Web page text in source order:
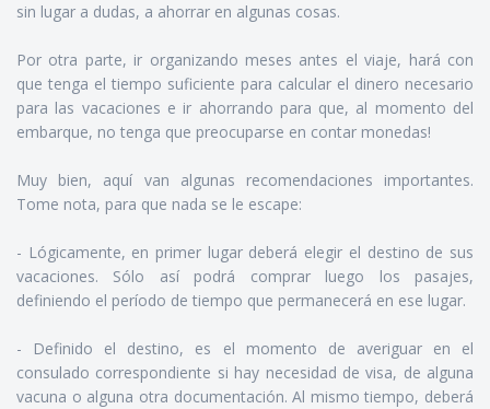
sin lugar a dudas, a ahorrar en algunas cosas.
Por otra parte, ir organizando meses antes el viaje, hará con
que tenga el tiempo suficiente para calcular el dinero necesario
para las vacaciones e ir ahorrando para que, al momento del
embarque, no tenga que preocuparse en contar monedas!
Muy bien, aquí van algunas recomendaciones importantes.
Tome nota, para que nada se le escape:
- Lógicamente, en primer lugar deberá elegir el destino de sus
vacaciones. Sólo así podrá comprar luego los pasajes,
definiendo el período de tiempo que permanecerá en ese lugar.
- Definido el destino, es el momento de averiguar en el
consulado correspondiente si hay necesidad de visa, de alguna
vacuna o alguna otra documentación. Al mismo tiempo, deberá